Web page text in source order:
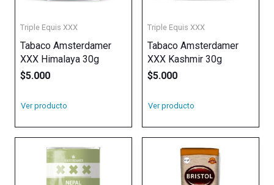
Triple Equis XXX
Tabaco Amsterdamer
XXX Himalaya 30g
$5.000
Ver producto
Triple Equis XXX
Tabaco Amsterdamer
XXX Kashmir 30g
$5.000
Ver producto